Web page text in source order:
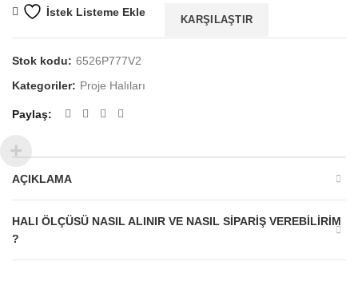
İstek Listeme Ekle
KARŞILAŞTIR
Stok kodu: 6526P777V2
Kategoriler: Proje Halıları
Paylaş
AÇIKLAMA
HALI ÖLÇÜSÜ NASIL ALINIR VE NASIL SIPARIŞ VEREBILIRIM
?